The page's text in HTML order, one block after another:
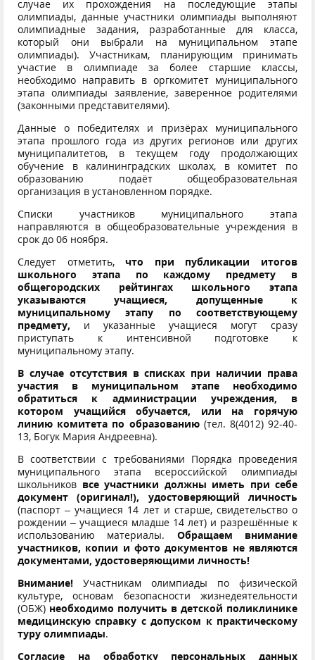
случае их прохождения на последующие этапы
олимпиады, данные участники олимпиады выполняют
олимпиадные задания, разработанные для класса,
который они выбрали на муниципальном этапе
олимпиады). Участникам, планирующим принимать
участие в олимпиаде за более старшие классы,
необходимо направить в оргкомитет муниципального
этапа олимпиады заявление, заверенное родителями
(законными представителями).
Данные о победителях и призёрах муниципального
этапа прошлого года из других регионов или других
муниципалитетов, в текущем году продолжающих
обучение в калининградских школах, в комитет по
образованию подаёт общеобразовательная
организация в установленном порядке.
Списки участников муниципального этапа
направляются в общеобразовательные учреждения в
срок до 06 ноября.
Следует отметить,что при публикации итогов
школьного этапа по каждому предмету в
общегородских рейтингах школьного этапа
указываются учащиеся, допущенные к
муниципальному этапу по соответствующему
предмету, и указанные учащиеся могут сразу
приступать к интенсивной подготовке к
муниципальному этапу.
В случае отсутствия в списках при наличии права
участия в муниципальном этапе необходимо
обратиться к администрации учреждения, в
котором учащийся обучается, или на горячую
линию комитета по образованию(тел. 8(4012) 92-40-
13, Богук Мария Андреевна).
В соответствии с требованиями Порядка проведения
муниципального этапа всероссийской олимпиады
школьников все участники должны иметь при себе
документ (оригинал!), удостоверяющий личность
(паспорт – учащиеся 14 лет и старше, свидетельство о
рождении – учащиеся младше 14 лет) и разрешённые к
использованию материалы. Обращаем внимание
участников, копии и фото документов не являются
документами, удостоверяющими личность!
Внимание! Участникам олимпиады по физической
культуре, основам безопасности жизнедеятельности
(ОБЖ) необходимо получить в детской поликлинике
медицинскую справку с допуском к практическому
туру олимпиады.
Согласие на обработку персональных данных